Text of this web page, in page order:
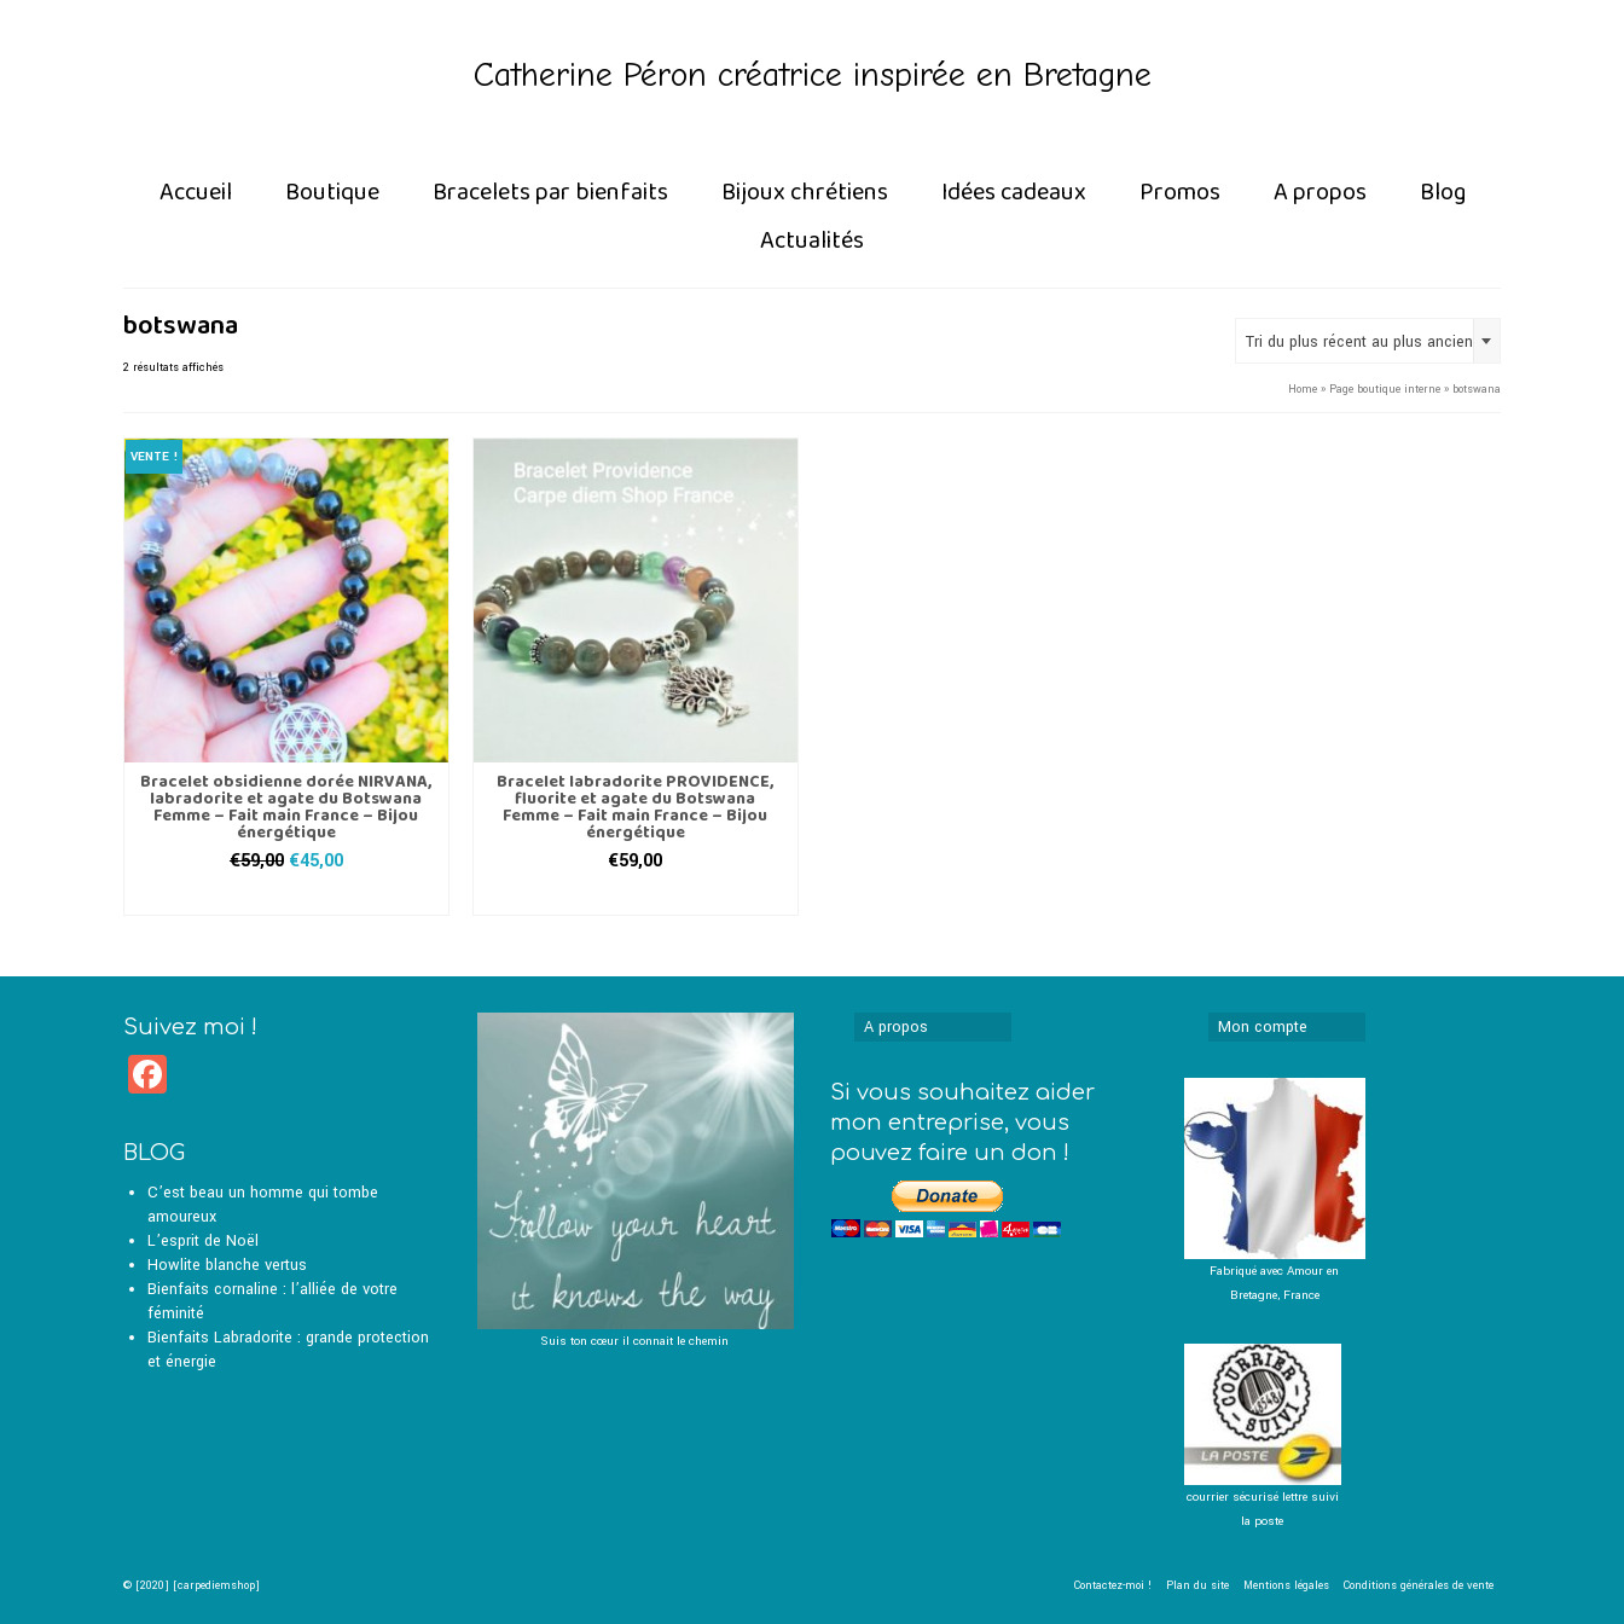
Catherine Péron créatrice inspirée en Bretagne
Accueil Boutique Bracelets par bienfaits Bijoux chrétiens Idées cadeaux Promos A propos
Blog
Actualités
botswana
2 résultats affichésTrié
récent
au
plus
ancien
Tri du plus récent au plus ancien
Home » Page boutique interne » botswana
VENTE !
Bracelet obsidienne dorée NIRVANA,
labradorite et agate du Botswana
Femme – Fait main France – Bijou
énergétique
€59,00 Le
€45,00Le
a
la
produit
Bracelet labradorite PROVIDENCE,
fluorite et agate du Botswana
Femme – Fait main France – Bijou
énergétique
€59,00
a
variations.
peuvent
être
choisies
sur
page
du
Suivez moi !
BLOG
C’est beau un homme qui tombe
amoureux
L’esprit de Noël
Howlite blanche vertus
Bienfaits cornaline : l’alliée de votre
féminité
Bienfaits Labradorite : grande protection
et énergie
Suis ton cœur il connait le chemin
A propos
Si vous souhaitez aider
mon entreprise, vous
pouvez faire un don !
Mon compte
Fabriqué avec Amour en
Bretagne, France
courrier sécurisé lettre suivi
la poste
Contactez-moi ! Plan du site Mentions légales Conditions générales de vente
© [2020] [carpediemshop]